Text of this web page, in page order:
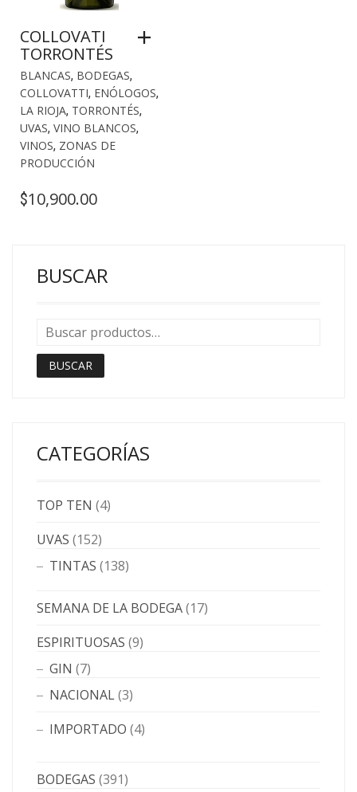
COLLOVATI
TORRONTÉS
BLANCAS, BODEGAS,
COLLOVATTI, ENÓLOGOS,
LA RIOJA, TORRONTÉS,
UVAS, VINO BLANCOS,
VINOS, ZONAS DE
PRODUCCIÓN
$10,900.00
BUSCAR
BUSCAR
CATEGORÍAS
TOP TEN (4)
UVAS (152)
TINTAS (138)
SEMANA DE LA BODEGA(17)
ESPIRITUOSAS (9)
GIN (7)
NACIONAL(3)
IMPORTADO (4)
BODEGAS (391)